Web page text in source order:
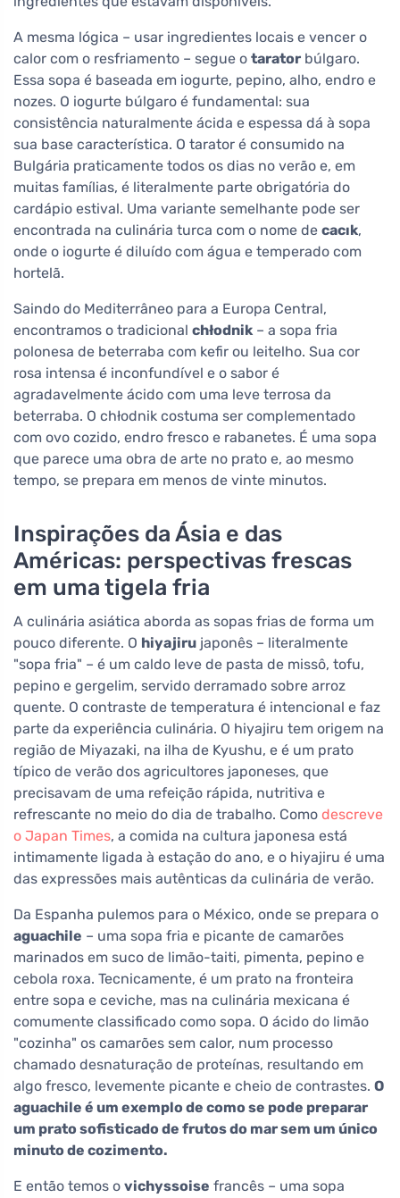
A mesma lógica – usar ingredientes locais e vencer o
calor com o resfriamento – segue o tarator búlgaro.
Essa sopa é baseada em iogurte, pepino, alho, endro e
nozes. O iogurte búlgaro é fundamental: sua
consistência naturalmente ácida e espessa dá à sopa
sua base característica. O tarator é consumido na
Bulgária praticamente todos os dias no verão e, em
muitas famílias, é literalmente parte obrigatória do
cardápio estival. Uma variante semelhante pode ser
encontrada na culinária turca com o nome de cacık,
onde o iogurte é diluído com água e temperado com
hortelã.
Saindo do Mediterrâneo para a Europa Central,
encontramos o tradicional chłodnik – a sopa fria
polonesa de beterraba com kefir ou leitelho. Sua cor
rosa intensa é inconfundível e o sabor é
agradavelmente ácido com uma leve terrosa da
beterraba. O chłodnik costuma ser complementado
com ovo cozido, endro fresco e rabanetes. É uma sopa
que parece uma obra de arte no prato e, ao mesmo
tempo, se prepara em menos de vinte minutos.
Inspirações da Ásia e das
Américas: perspectivas frescas
em uma tigela fria
A culinária asiática aborda as sopas frias de forma um
pouco diferente. O hiyajiru japonês – literalmente
"sopa fria" – é um caldo leve de pasta de missô, tofu,
pepino e gergelim, servido derramado sobre arroz
quente. O contraste de temperatura é intencional e faz
parte da experiência culinária. O hiyajiru tem origem na
região de Miyazaki, na ilha de Kyushu, e é um prato
típico de verão dos agricultores japoneses, que
precisavam de uma refeição rápida, nutritiva e
refrescante no meio do dia de trabalho. Como descreve
o Japan Times, a comida na cultura japonesa está
intimamente ligada à estação do ano, e o hiyajiru é uma
das expressões mais autênticas da culinária de verão.
Da Espanha pulemos para o México, onde se prepara o
aguachile – uma sopa fria e picante de camarões
marinados em suco de limão-taiti, pimenta, pepino e
cebola roxa. Tecnicamente, é um prato na fronteira
entre sopa e ceviche, mas na culinária mexicana é
comumente classificado como sopa. O ácido do limão
"cozinha" os camarões sem calor, num processo
chamado desnaturação de proteínas, resultando em
algo fresco, levemente picante e cheio de contrastes. O
aguachile é um exemplo de como se pode preparar
um prato sofisticado de frutos do mar sem um único
minuto de cozimento.
E então temos o vichyssoise francês – uma sopa